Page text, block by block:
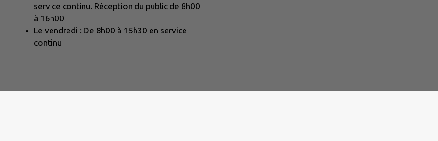
service continu. Réception du public de 8h00
à 16h00
Le vendredi : De 8h00 à 15h30 en service
continu